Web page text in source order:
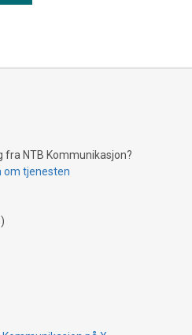
fra NTB Kommunikasjon?
om tjenesten